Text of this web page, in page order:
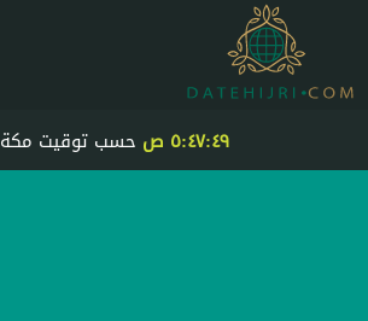
٥:٤٧:٤٩ ص حسب توقيت مكة